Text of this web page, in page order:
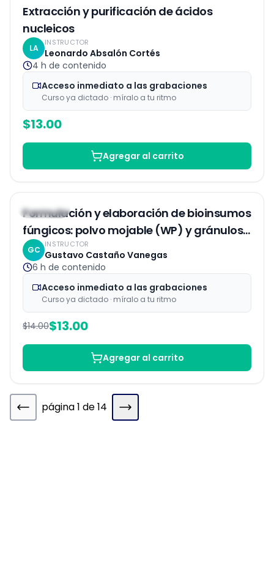
Grabaciones
Extracción y purificación de ácidos
nucleicos
LA
INSTRUCTOR
Leonardo Absalón Cortés
4 h de contenido
Acceso inmediato a las grabaciones
Curso ya dictado · míralo a tu ritmo
$13.00
Agregar al carrito
7% OFF Grabaciones
Formulación y elaboración de bioinsumos
fúngicos: polvo mojable (WP) y gránulos
(GR)
GC
INSTRUCTOR
Gustavo Castaño Vanegas
6 h de contenido
Acceso inmediato a las grabaciones
Curso ya dictado · míralo a tu ritmo
$14.00$13.00
Agregar al carrito
página1 de14